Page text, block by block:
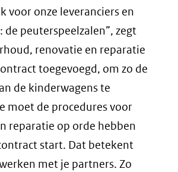
voor onze leveranciers en
de peuterspeelzalen”, zegt
renovatie en reparatie
toegevoegd, om zo de
de kinderwagens te
moet de procedures voor
reparatie op orde hebben
start. Dat betekent
met je partners. Zo